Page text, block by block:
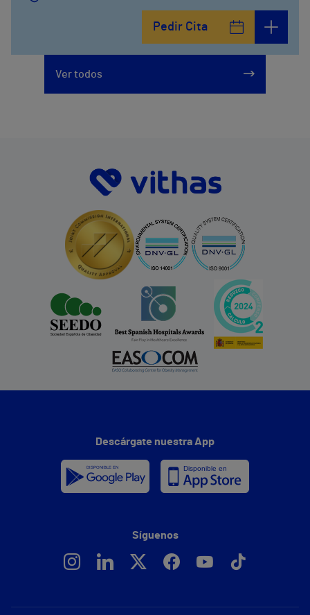
Pedir Cita
Ver todos
Descárgate nuestra App
Síguenos